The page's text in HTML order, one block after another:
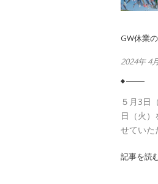
GW休業
2024年 4
５月3日
日（火）
せていた
記事を読